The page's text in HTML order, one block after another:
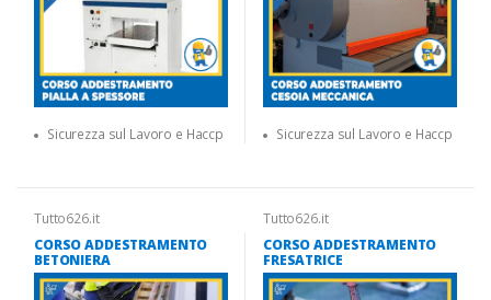
Sicurezza sul Lavoro e Haccp Sicurezza sul Lavoro e Haccp
Tutto626.it
CORSO ADDESTRAMENTO
BETONIERA
Tutto626.it
CORSO ADDESTRAMENTO
FRESATRICE